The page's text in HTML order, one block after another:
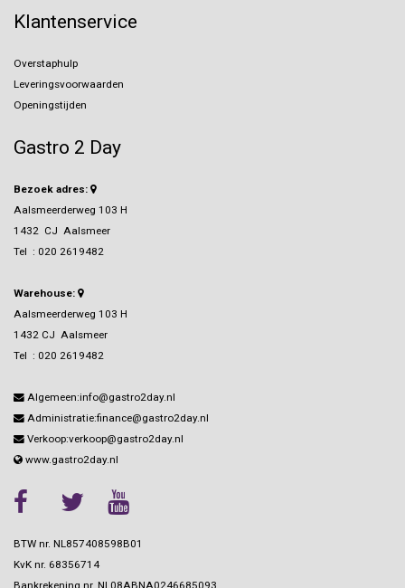
Klantenservice
Overstaphulp
Leveringsvoorwaarden
Openingstijden
Gastro 2 Day
Bezoek adres:
Aalsmeerderweg 103 H
1432 CJ Aalsmeer
Tel : 020 2619482
Warehouse:
Aalsmeerderweg 103 H
1432 CJ Aalsmeer
Tel : 020 2619482
Algemeen:info@gastro2day.nl
Administratie:finance@gastro2day.nl
Verkoop:verkoop@gastro2day.nl
www.gastro2day.nl
BTW nr. NL857408598B01
KvK nr. 68356714
Bankrekening nr. NL08ABNA0246685093